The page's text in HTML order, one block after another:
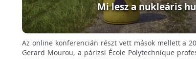
Mi lesz a nukleáris
Az online konferencián részt vett mások mellett a
Gerard Mourou, a párizsi École Polytechnique